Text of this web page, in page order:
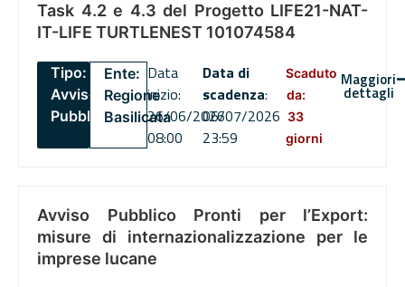
Task 4.2 e 4.3 del Progetto LIFE21-NAT-
IT-LIFE TURTLENEST 101074584
Tipo:
Avviso
Pubblico
Ente:
Regione
Basilicata
Data
inizio:
26/06/2026
08:00
Data di
scadenza:
06/07/2026
23:59
Scaduto
da:
33
giorni
Maggiori
dettagli
Avviso Pubblico Pronti per l’Export:
misure di internazionalizzazione per le
imprese lucane